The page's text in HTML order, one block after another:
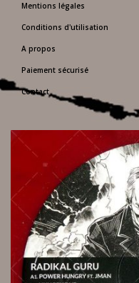
Mentions légales
Conditions d'utilisation
A propos
Paiement sécurisé
Contact